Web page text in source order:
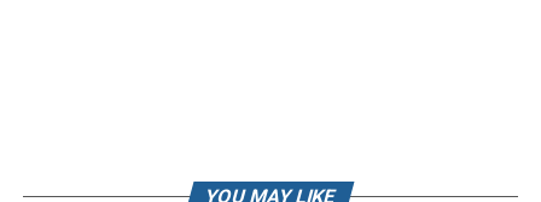
Page do Face: /rkplayssYOU MAY LIKE